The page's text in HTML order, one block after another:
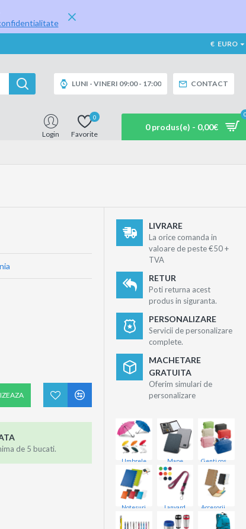
€ EURO
LUNI - VINERI 09:00 - 17:00 CONTACT
Login Favorite
0
0 produs(e) - 0,00€
de 5 bucati.
LIVRARE
La orice comanda in
valoare de peste €50 +
TVA
RETUR
Poti returna acest
produs in siguranta.
PERSONALIZARE
Servicii de personalizare
complete.
MACHETARE
GRATUITA
Oferim simulari de
personalizare
Umbrele Mape
Notesuri Lanyard